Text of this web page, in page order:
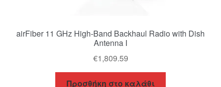
airFiber 11 GHz High-Band Backhaul Radio with Dish
Antenna I
€1,809.59
Προσθήκη στο καλάθι